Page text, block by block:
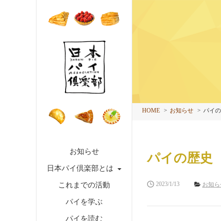
お知らせ
日本パイ倶楽部とは
これまでの活動
パイを学ぶ
パイを読む
HOME お知らせ パイ
パイの歴史
2023/1/13 お知